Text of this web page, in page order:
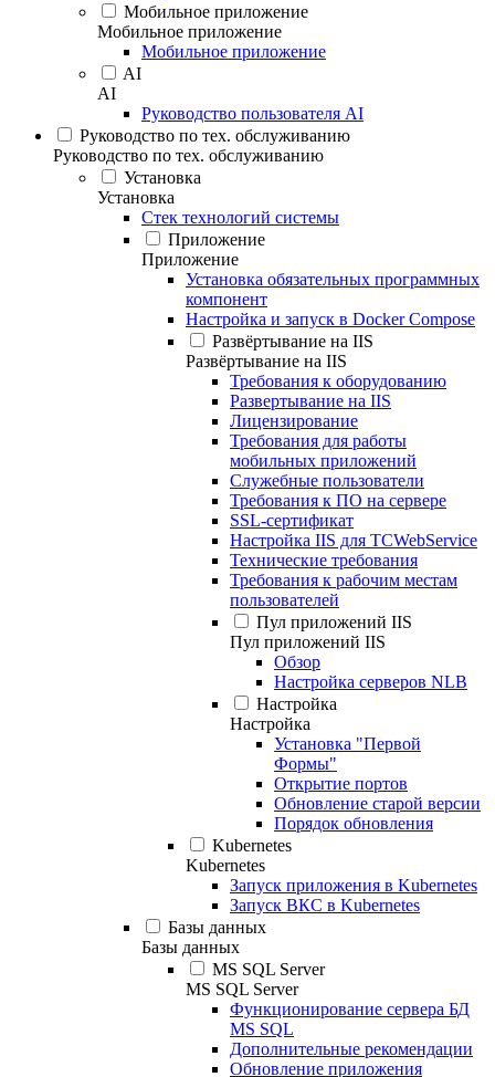
Мобильное приложение
Мобильное приложение
Мобильное приложение
AI
AI
Руководство пользователя AI
Руководство по тех. обслуживанию
Руководство по тех. обслуживанию
Установка
Установка
Стек технологий системы
Приложение
Приложение
Установка обязательных программных
компонент
Настройка и запуск в Docker Compose
Развёртывание на IIS
Развёртывание на IIS
Требования к оборудованию
Развертывание на IIS
Лицензирование
Требования для работы
мобильных приложений
Служебные пользователи
Требования к ПО на сервере
SSL-сертификат
Настройка IIS для TCWebService
Технические требования
Требования к рабочим местам
пользователей
Пул приложений IIS
Пул приложений IIS
Обзор
Настройка серверов NLB
Настройка
Настройка
Установка "Первой
Формы"
Открытие портов
Обновление старой версии
Порядок обновления
Kubernetes
Kubernetes
Запуск приложения в Kubernetes
Запуск ВКС в Kubernetes
Базы данных
Базы данных
MS SQL Server
MS SQL Server
Функционирование сервера БД
MS SQL
Дополнительные рекомендации
Обновление приложения